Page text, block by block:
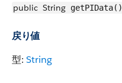
public String getPIData()
戻り値
型: String